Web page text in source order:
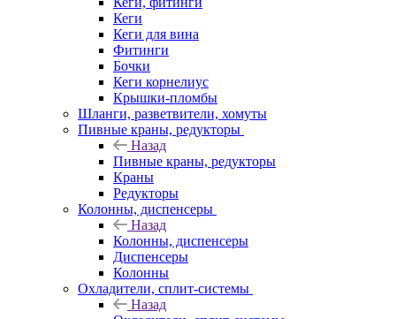
Кеги
Кеги для вина
Фитинги
Бочки
Кеги корнелиус
Крышки-пломбы
Шланги, разветвители, хомуты
Пивные краны, редукторы
Назад
Пивные краны, редукторы
Краны
Редукторы
Колонны, диспенсеры
Назад
Колонны, диспенсеры
Диспенсеры
Колонны
Охладители, сплит-системы
Назад